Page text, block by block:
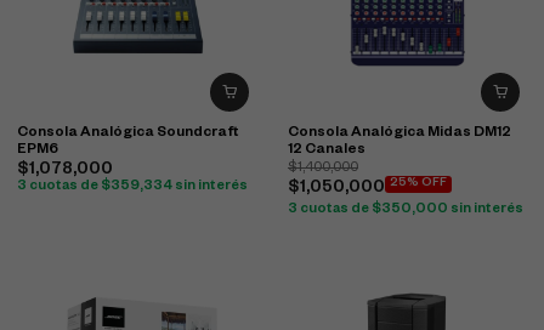
Consola Analógica Soundcraft
EPM6
$1,078,000
3 cuotas de $359,334 sin interés
Consola Analógica Midas DM12
12 Canales
$1,400,000
$1,050,000 25% OFF
3 cuotas de $350,000 sin interés